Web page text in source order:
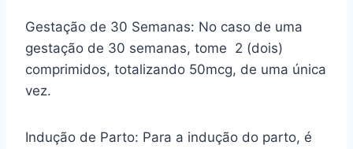
Gestação de 30 Semanas: No caso de uma
gestação de 30 semanas, tome 2 (dois)
comprimidos, totalizando 50mcg, de uma única
vez.
Indução de Parto: Para a indução do parto, é